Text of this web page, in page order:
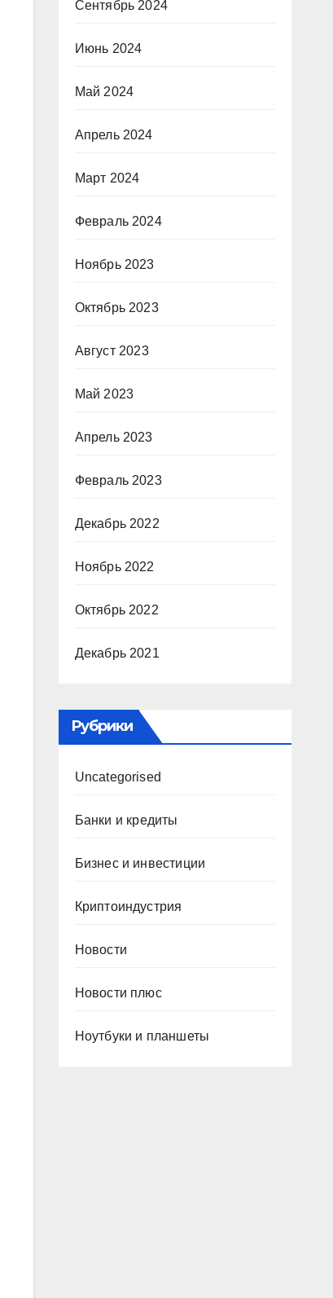
Сентябрь 2024
Июнь 2024
Май 2024
Апрель 2024
Март 2024
Февраль 2024
Ноябрь 2023
Октябрь 2023
Август 2023
Май 2023
Апрель 2023
Февраль 2023
Декабрь 2022
Ноябрь 2022
Октябрь 2022
Декабрь 2021
Рубрики
Uncategorised
Банки и кредиты
Бизнес и инвестиции
Криптоиндустрия
Новости
Новости плюс
Ноутбуки и планшеты